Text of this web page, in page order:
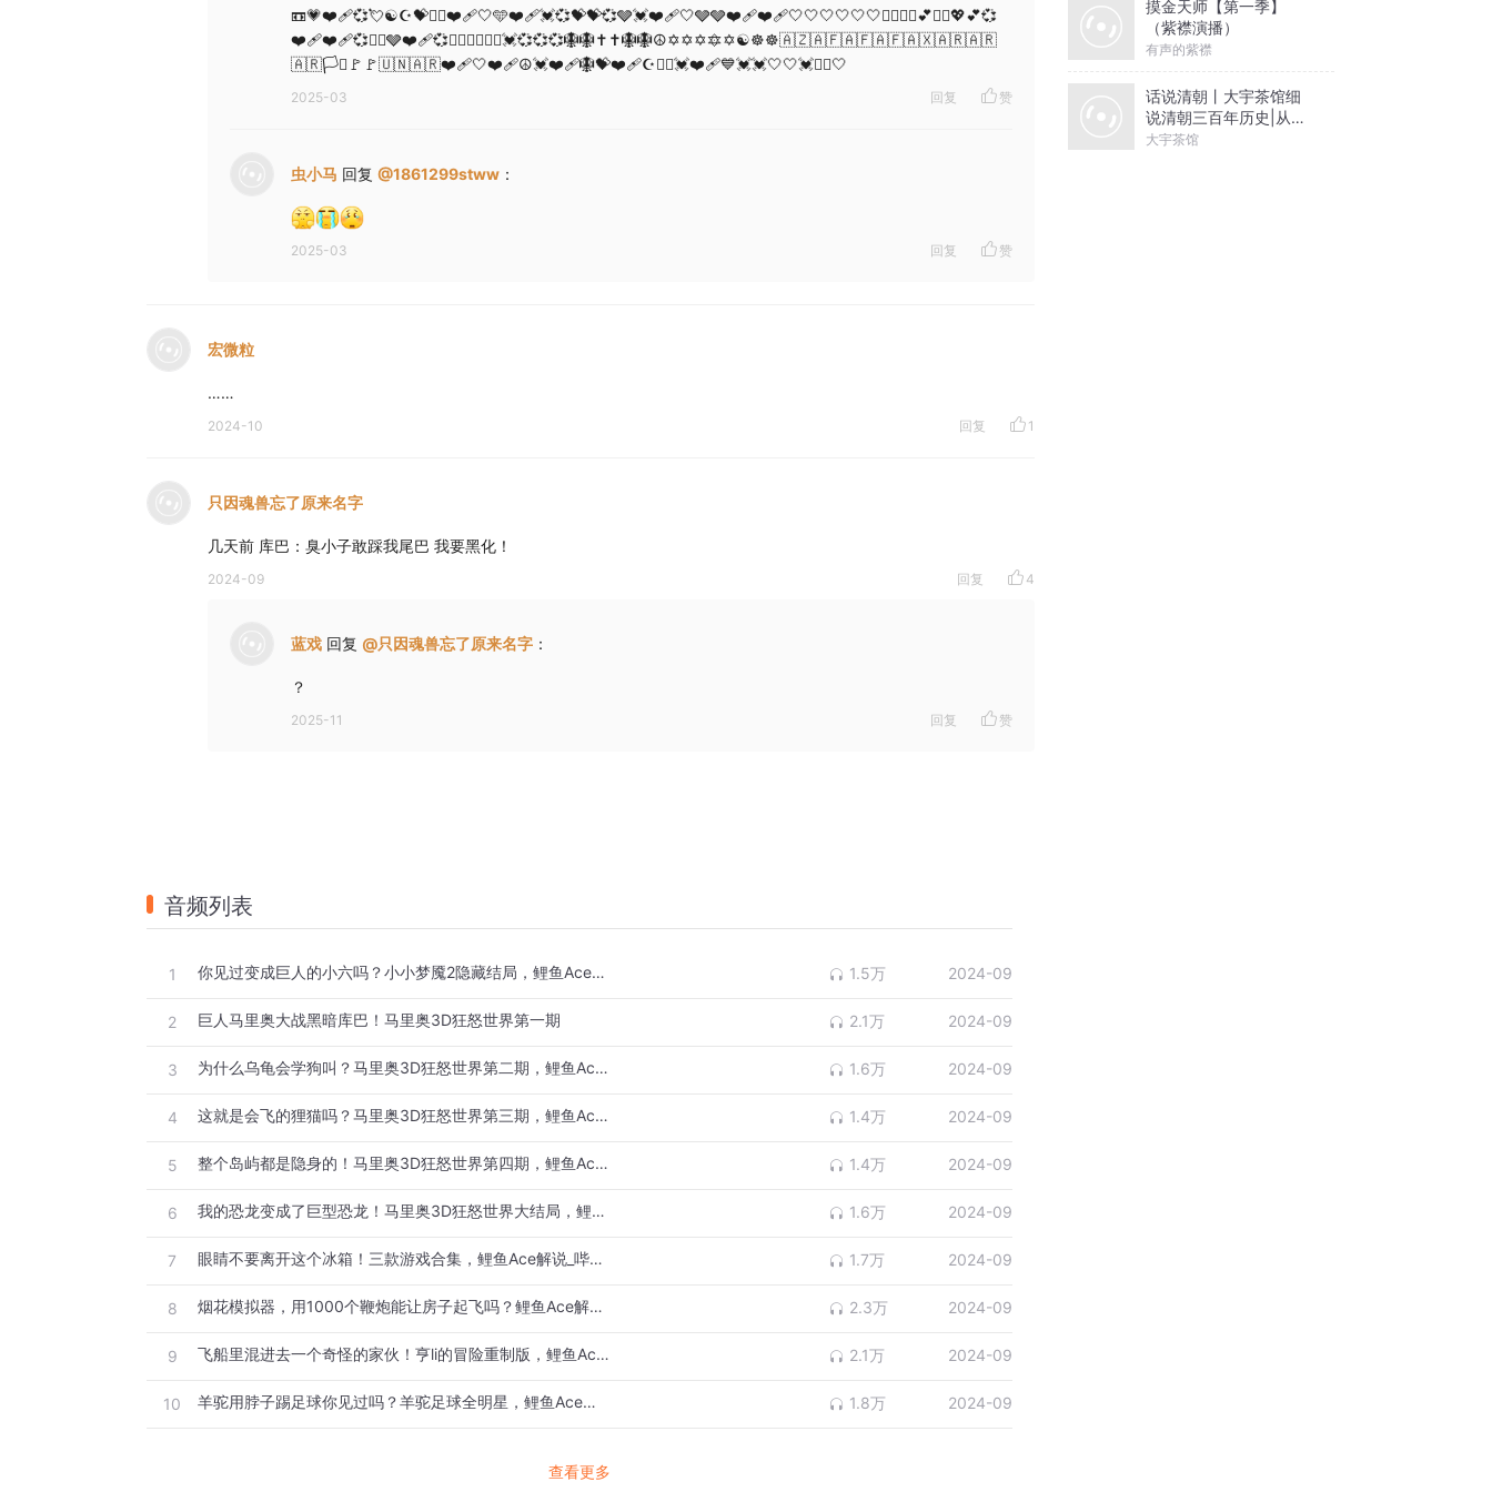
📼💗❤️‍🩹💞💘☯️☪️💝❤️‍🔥❤️‍🩹🤍🩵❤️‍🩹💓💞💝💝💞🩶💓❤️‍🩹🤍🩶🩶❤️‍🩹❤️‍🩹🤍🤍🤍🤍🤍🤍❤️‍🔥❤️‍🔥💕❤️‍🔥💖💕💞
❤️‍🩹❤️‍🩹💞❤️‍🔥🩶❤️‍🩹💞❤️‍🔥❤️‍🔥❤️‍🔥💓💞💞💞🪯🪯✝️✝️🪯🪯☮️✡️✡️✡️🔯✡️☯️☸️☸️🇦🇿🇦🇫🇦🇫🇦🇫🇦🇽🇦🇷🇦🇷
🇦🇷🏳️‍⚧️🚩🚩🇺🇳🇦🇷❤️‍🩹🤍❤️‍🩹☮️💓❤️‍🩹🪯💝❤️‍🩹☪️❤️‍🔥💓❤️‍🩹💙💓💓🤍🤍💓❤️‍🔥🤍
2025-03 回复 赞
虫小马 回复 @1861299stww ：
2025-03 回复 赞
宏微粒
……
2024-10 回复 1
只因魂兽忘了原来名字
几天前 库巴：臭小子敢踩我尾巴 我要黑化！
2024-09 回复 4
蓝戏 回复 @只因魂兽忘了原来名字 ：
？
2025-11 回复 赞
音频列表
1 你见过变成巨人的小六吗？小小梦魇2隐藏结局，鲤鱼Ace解说 1.5万 2024-09
2 巨人马里奥大战黑暗库巴！马里奥3D狂怒世界第一期 2.1万 2024-09
3 为什么乌龟会学狗叫？马里奥3D狂怒世界第二期，鲤鱼Ace解说bilibili 1.6万 2024-09
4 这就是会飞的狸猫吗？马里奥3D狂怒世界第三期，鲤鱼Ace解说bilibili 1.4万 2024-09
5 整个岛屿都是隐身的！马里奥3D狂怒世界第四期，鲤鱼Ace解说bilibili 1.4万 2024-09
6 我的恐龙变成了巨型恐龙！马里奥3D狂怒世界大结局，鲤鱼Ace解说 1.6万 2024-09
7 眼睛不要离开这个冰箱！三款游戏合集，鲤鱼Ace解说_哔哩哔哩 1.7万 2024-09
8 烟花模拟器，用1000个鞭炮能让房子起飞吗？鲤鱼Ace解说_哔哩哔哩 2.3万 2024-09
9 飞船里混进去一个奇怪的家伙！亨li的冒险重制版，鲤鱼Ace解说 2.1万 2024-09
10 羊驼用脖子踢足球你见过吗？羊驼足球全明星，鲤鱼Ace解说_哔哩哔哩_bilibili 1.8万 2024-09
查看更多
摸金天师【第一季】
（紫襟演播）
有声的紫襟
话说清朝丨大宇茶馆细
说清朝三百年历史|从努
尔哈赤到末代皇帝溥仪|
大宇茶馆